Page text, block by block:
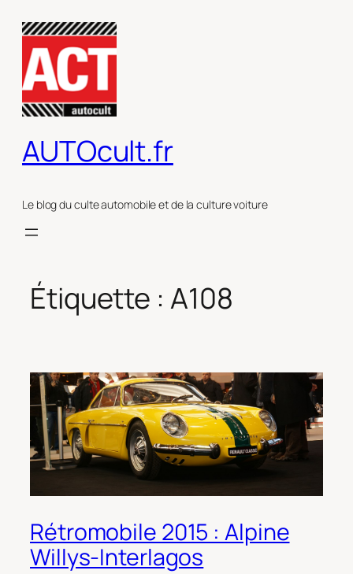
contenu
AUTOcult.fr
Le blog du culte automobile et de la culture voiture
Étiquette : A108
Rétromobile 2015 : Alpine
Willys-Interlagos